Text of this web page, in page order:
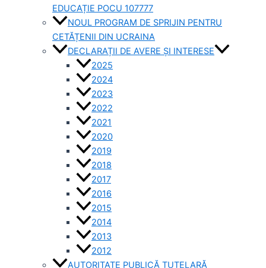
EDUCAȚIE POCU 107777
NOUL PROGRAM DE SPRIJIN PENTRU
CETĂȚENII DIN UCRAINA
DECLARAȚII DE AVERE ȘI INTERESE
2025
2024
2023
2022
2021
2020
2019
2018
2017
2016
2015
2014
2013
2012
AUTORITATE PUBLICĂ TUTELARĂ